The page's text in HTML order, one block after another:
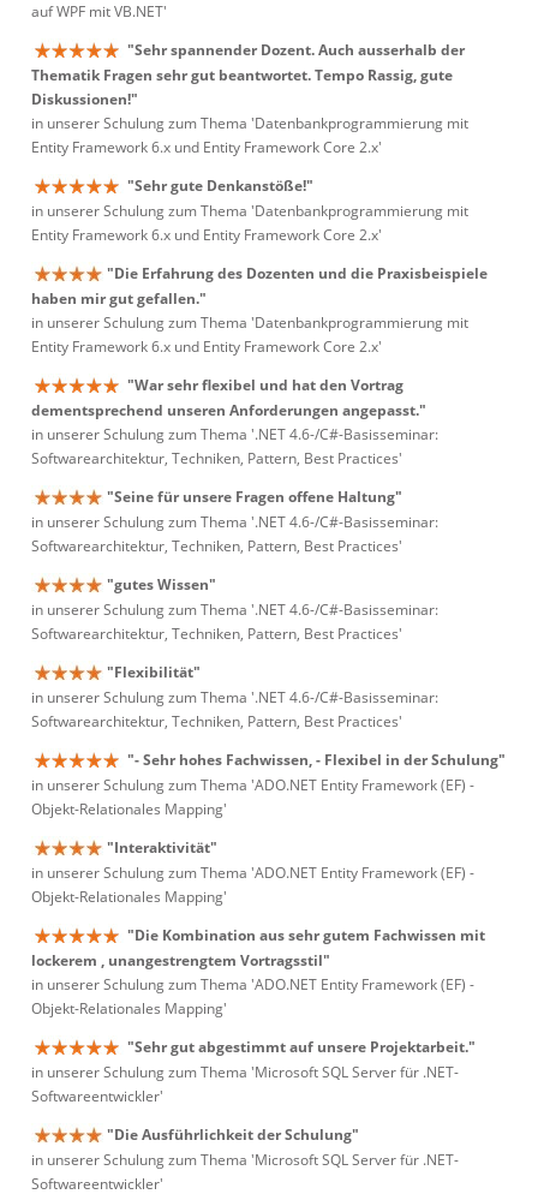
auf WPF mit VB.NET'
"Sehr spannender Dozent. Auch ausserhalb der
Thematik Fragen sehr gut beantwortet. Tempo Rassig, gute
Diskussionen!"
in unserer Schulung zum Thema 'Datenbankprogrammierung mit
Entity Framework 6.x und Entity Framework Core 2.x'
"Sehr gute Denkanstöße!"
in unserer Schulung zum Thema 'Datenbankprogrammierung mit
Entity Framework 6.x und Entity Framework Core 2.x'
"Die Erfahrung des Dozenten und die Praxisbeispiele
haben mir gut gefallen."
in unserer Schulung zum Thema 'Datenbankprogrammierung mit
Entity Framework 6.x und Entity Framework Core 2.x'
"War sehr flexibel und hat den Vortrag
dementsprechend unseren Anforderungen angepasst."
in unserer Schulung zum Thema '.NET 4.6-/C#-Basisseminar:
Softwarearchitektur, Techniken, Pattern, Best Practices'
"Seine für unsere Fragen offene Haltung"
in unserer Schulung zum Thema '.NET 4.6-/C#-Basisseminar:
Softwarearchitektur, Techniken, Pattern, Best Practices'
"gutes Wissen"
in unserer Schulung zum Thema '.NET 4.6-/C#-Basisseminar:
Softwarearchitektur, Techniken, Pattern, Best Practices'
"Flexibilität"
in unserer Schulung zum Thema '.NET 4.6-/C#-Basisseminar:
Softwarearchitektur, Techniken, Pattern, Best Practices'
"- Sehr hohes Fachwissen, - Flexibel in der Schulung"
in unserer Schulung zum Thema 'ADO.NET Entity Framework (EF) -
Objekt-Relationales Mapping'
"Interaktivität"
in unserer Schulung zum Thema 'ADO.NET Entity Framework (EF) -
Objekt-Relationales Mapping'
"Die Kombination aus sehr gutem Fachwissen mit
lockerem , unangestrengtem Vortragsstil"
in unserer Schulung zum Thema 'ADO.NET Entity Framework (EF) -
Objekt-Relationales Mapping'
"Sehr gut abgestimmt auf unsere Projektarbeit."
in unserer Schulung zum Thema 'Microsoft SQL Server für .NET-
Softwareentwickler'
"Die Ausführlichkeit der Schulung"
in unserer Schulung zum Thema 'Microsoft SQL Server für .NET-
Softwareentwickler'